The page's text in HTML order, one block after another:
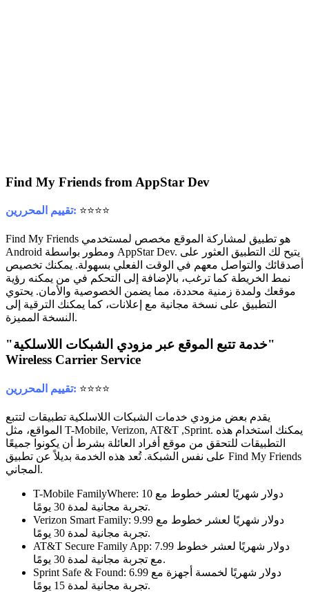
Find My Friends from AppStar Dev
تقييم المحررين: ⭐⭐⭐⭐
Find My Friends هو تطبيق لمشاركة الموقع مخصص لمستخدمي
Android ومطور بواسطة AppStar Dev. يتيح لك التطبيق العثور على
أصدقائك والتواصل معهم في الوقت الفعلي بسهولة. يمكنك تخصيص
نمط الخريطة كما ترغب، بالإضافة إلى التحكم في من يمكنه رؤية
موقعك ولمدة زمنية محددة، مما يضمن الخصوصية والأمان. يحتوي
التطبيق على نسخة مجانية مع إعلانات، كما يمكنك الترقية إلى
النسخة المميزة.
"خدمة تتبع الموقع عبر مزودي الشبكات اللاسلكية"
Wireless Carrier Service
تقييم المحررين: ⭐⭐⭐⭐
يقدم بعض مزودي خدمات الشبكات اللاسلكية تطبيقات لتتبع
المواقع، مثل T-Mobile, Verizon, AT&T ,Sprint. يمكنك استخدام هذه
التطبيقات للتحقق من موقع أفراد العائلة بشرط أن يكونوا جميعًا
على نفس الشبكة. تُعد هذه الخدمة بديلاً عن تطبيق Find My Friends
المجاني.
T-Mobile FamilyWhere: 10 دولار شهريًا لعشر خطوط مع
تجربة مجانية لمدة 30 يومًا.
Verizon Smart Family: 9.99 دولار شهريًا لعشر خطوط مع
تجربة مجانية لمدة 30 يومًا.
AT&T Secure Family App: 7.99 دولار شهريًا لعشر خطوط
مع تجربة مجانية لمدة 30 يومًا.
Sprint Safe & Found: 6.99 دولار شهريًا لخمسة أجهزة مع
تجربة مجانية لمدة 15 يومًا.